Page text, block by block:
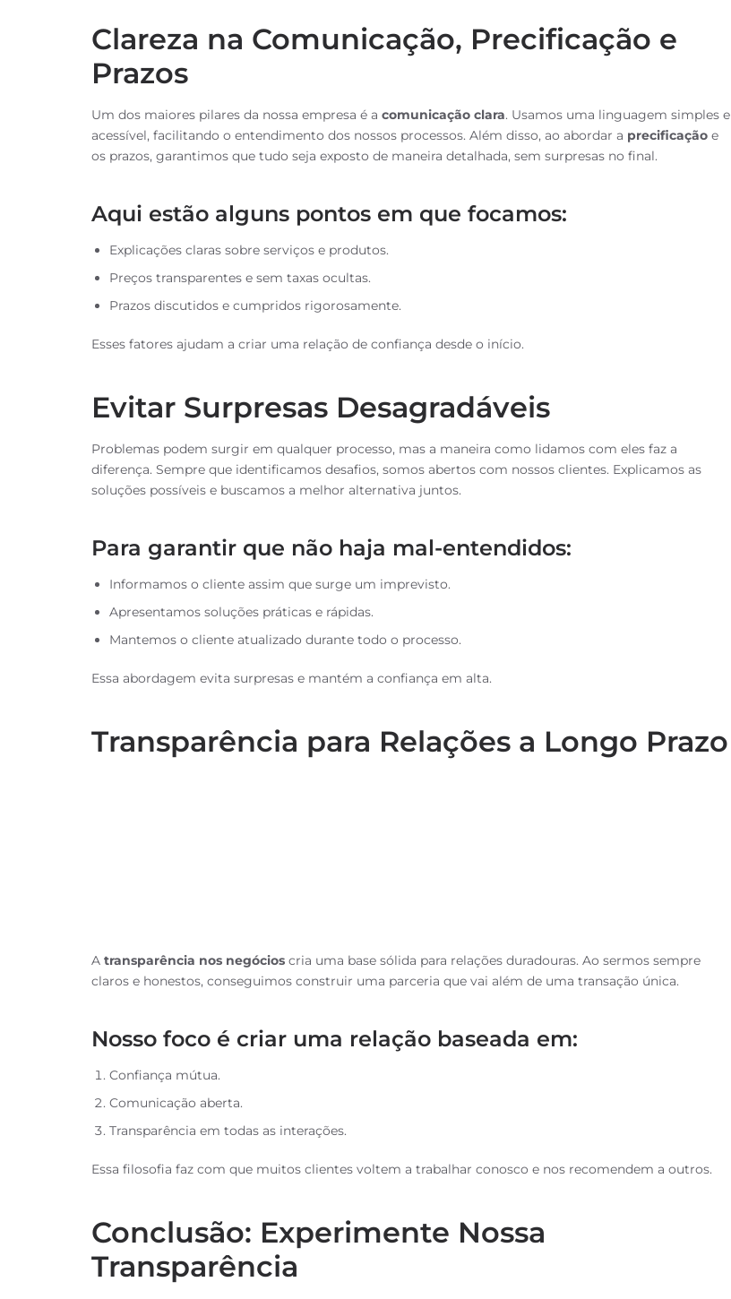
Clareza na Comunicação, Precificação e
Prazos
Um dos maiores pilares da nossa empresa é a comunicação clara. Usamos uma linguagem simples e
acessível, facilitando o entendimento dos nossos processos. Além disso, ao abordar a precificação e
os prazos, garantimos que tudo seja exposto de maneira detalhada, sem surpresas no final.
Aqui estão alguns pontos em que focamos:
Explicações claras sobre serviços e produtos.
Preços transparentes e sem taxas ocultas.
Prazos discutidos e cumpridos rigorosamente.
Esses fatores ajudam a criar uma relação de confiança desde o início.
Evitar Surpresas Desagradáveis
Problemas podem surgir em qualquer processo, mas a maneira como lidamos com eles faz a
diferença. Sempre que identificamos desafios, somos abertos com nossos clientes. Explicamos as
soluções possíveis e buscamos a melhor alternativa juntos.
Para garantir que não haja mal-entendidos:
Informamos o cliente assim que surge um imprevisto.
Apresentamos soluções práticas e rápidas.
Mantemos o cliente atualizado durante todo o processo.
Essa abordagem evita surpresas e mantém a confiança em alta.
Transparência para Relações a Longo Prazo
Confiança mútua.
Comunicação aberta.
Essa filosofia faz com que muitos clientes voltem a trabalhar conosco e nos recomendem a outros.
Conclusão: Experimente Nossa
experiência.
Aqui está um vídeo que exemplifica a importância da transparência nos negócios: